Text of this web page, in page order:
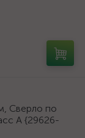
Сверло по
А {29626-